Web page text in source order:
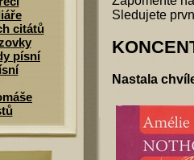
citátů
písní
Sledujete
Nastala